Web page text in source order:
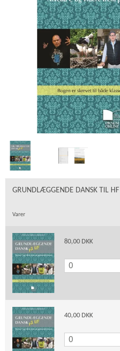
GRUNDLÆGGENDE DANSK TIL HF
Varer
80,00 DKK
40,00 DKK